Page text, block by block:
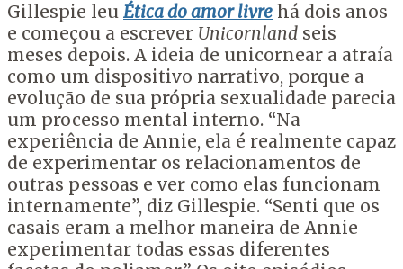
Gillespie leu Ética do amor livre há dois anos
e começou a escrever Unicornland seis
meses depois. A ideia de unicornear a atraía
como um dispositivo narrativo, porque a
evolução de sua própria sexualidade parecia
um processo mental interno. “Na
experiência de Annie, ela é realmente capaz
de experimentar os relacionamentos de
outras pessoas e ver como elas funcionam
internamente”, diz Gillespie. “Senti que os
casais eram a melhor maneira de Annie
experimentar todas essas diferentes